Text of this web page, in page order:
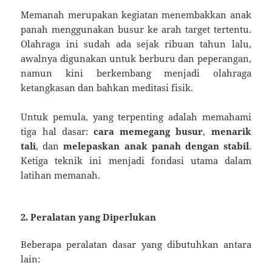
Memanah merupakan kegiatan menembakkan anak
panah menggunakan busur ke arah target tertentu.
Olahraga ini sudah ada sejak ribuan tahun lalu,
awalnya digunakan untuk berburu dan peperangan,
namun kini berkembang menjadi olahraga
ketangkasan dan bahkan meditasi fisik.
Untuk pemula, yang terpenting adalah memahami
tiga hal dasar: cara memegang busur, menarik
tali, danmelepaskan anak panah dengan stabil.
Ketiga teknik ini menjadi fondasi utama dalam
latihan memanah.
2. Peralatan yang Diperlukan
Beberapa peralatan dasar yang dibutuhkan antara
lain: